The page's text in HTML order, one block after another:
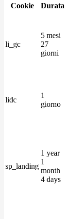
Cookie Durata
li_gc
5 mesi
27
giorni
lidc
1
giorno
sp_landing
1 year
1
month
4 days